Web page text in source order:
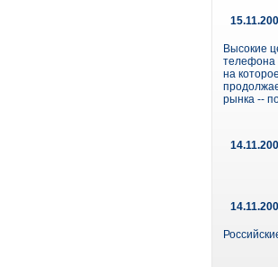
Высокие
телефона
на
рынка --